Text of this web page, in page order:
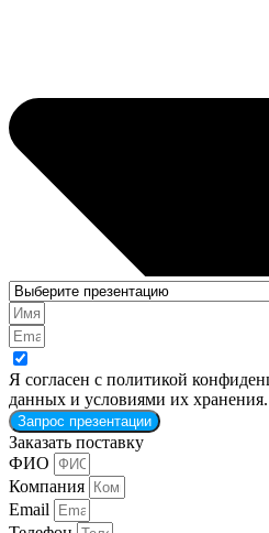
Я согласен с политикой
данных и условиями их хранения.
Запрос презентации
Заказать поставку
ФИО
Компания
Email